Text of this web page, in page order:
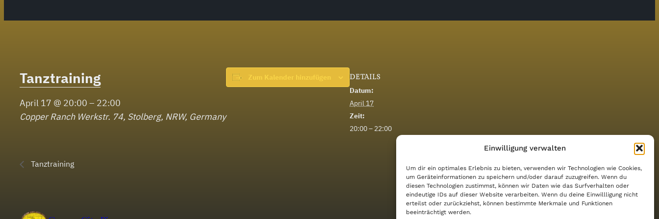
Einwilligung verwalten
Um dir ein optimales Erlebnis zu bieten, verwenden wir Technologien wie Cookies,
um Geräteinformationen zu speichern und/oder darauf zuzugreifen. Wenn du
diesen Technologien zustimmst, können wir Daten wie das Surfverhalten oder
eindeutige IDs auf dieser Website verarbeiten. Wenn du deine Einwillligung nicht
erteilst oder zurückziehst, können bestimmte Merkmale und Funktionen
beeinträchtigt werden.
Tanztraining
April 17 @ 20:00 – 22:00
Copper Ranch Werkstr. 74, Stolberg, NRW, Germany
Zum Kalender hinzufügen DETAILS
Datum:
April 17
Zeit:
20:00 – 22:00
Tanztraining Tanztraining